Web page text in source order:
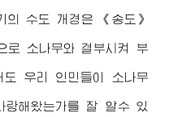
의 수도 개경은 《송도》
로 소나무와 결부시켜 부
도 우리 인민들이 소나무
해왔는가를 잘 알수 있